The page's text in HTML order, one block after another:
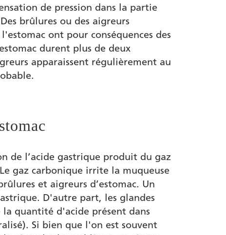
de pression dans la partie
brûlures ou des aigreurs
ont pour conséquences des
durent plus de deux
apparaissent régulièrement au
de l’acide gastrique produit du gaz
gaz carbonique irrite la muqueuse
et aigreurs d’estomac. Un
D'autre part, les glandes
quantité d'acide présent dans
Si bien que l'on est souvent